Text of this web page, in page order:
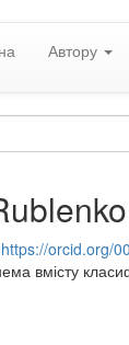
Автору
https://orcid.org/
вмісту